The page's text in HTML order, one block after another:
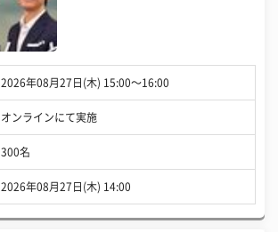
2026年08月27日(木) 15:00〜16:00
オンラインにて実施
300名
2026年08月27日(木) 14:00